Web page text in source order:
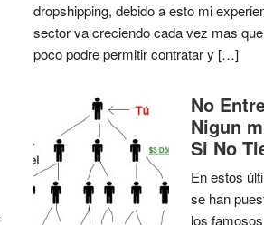
dropshipping, debido a esto mi
sector va creciendo cada vez mas
poco podre permitir contratar y […]
No
Nigun
Si No
En estos
se han
los famosos